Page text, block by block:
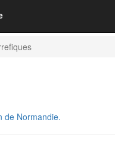
de Normandie.